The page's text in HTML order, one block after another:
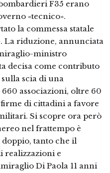
F35 erano
«tecnico».
la commessa statale
La riduzione, annunciata
ministro
decisa come contributo
scia di una
associazioni, oltre 60
di cittadini a favore
Si scopre ora però
nel frattempo è
doppio, tanto che il
realizzazioni e
Di Paola 11 anni